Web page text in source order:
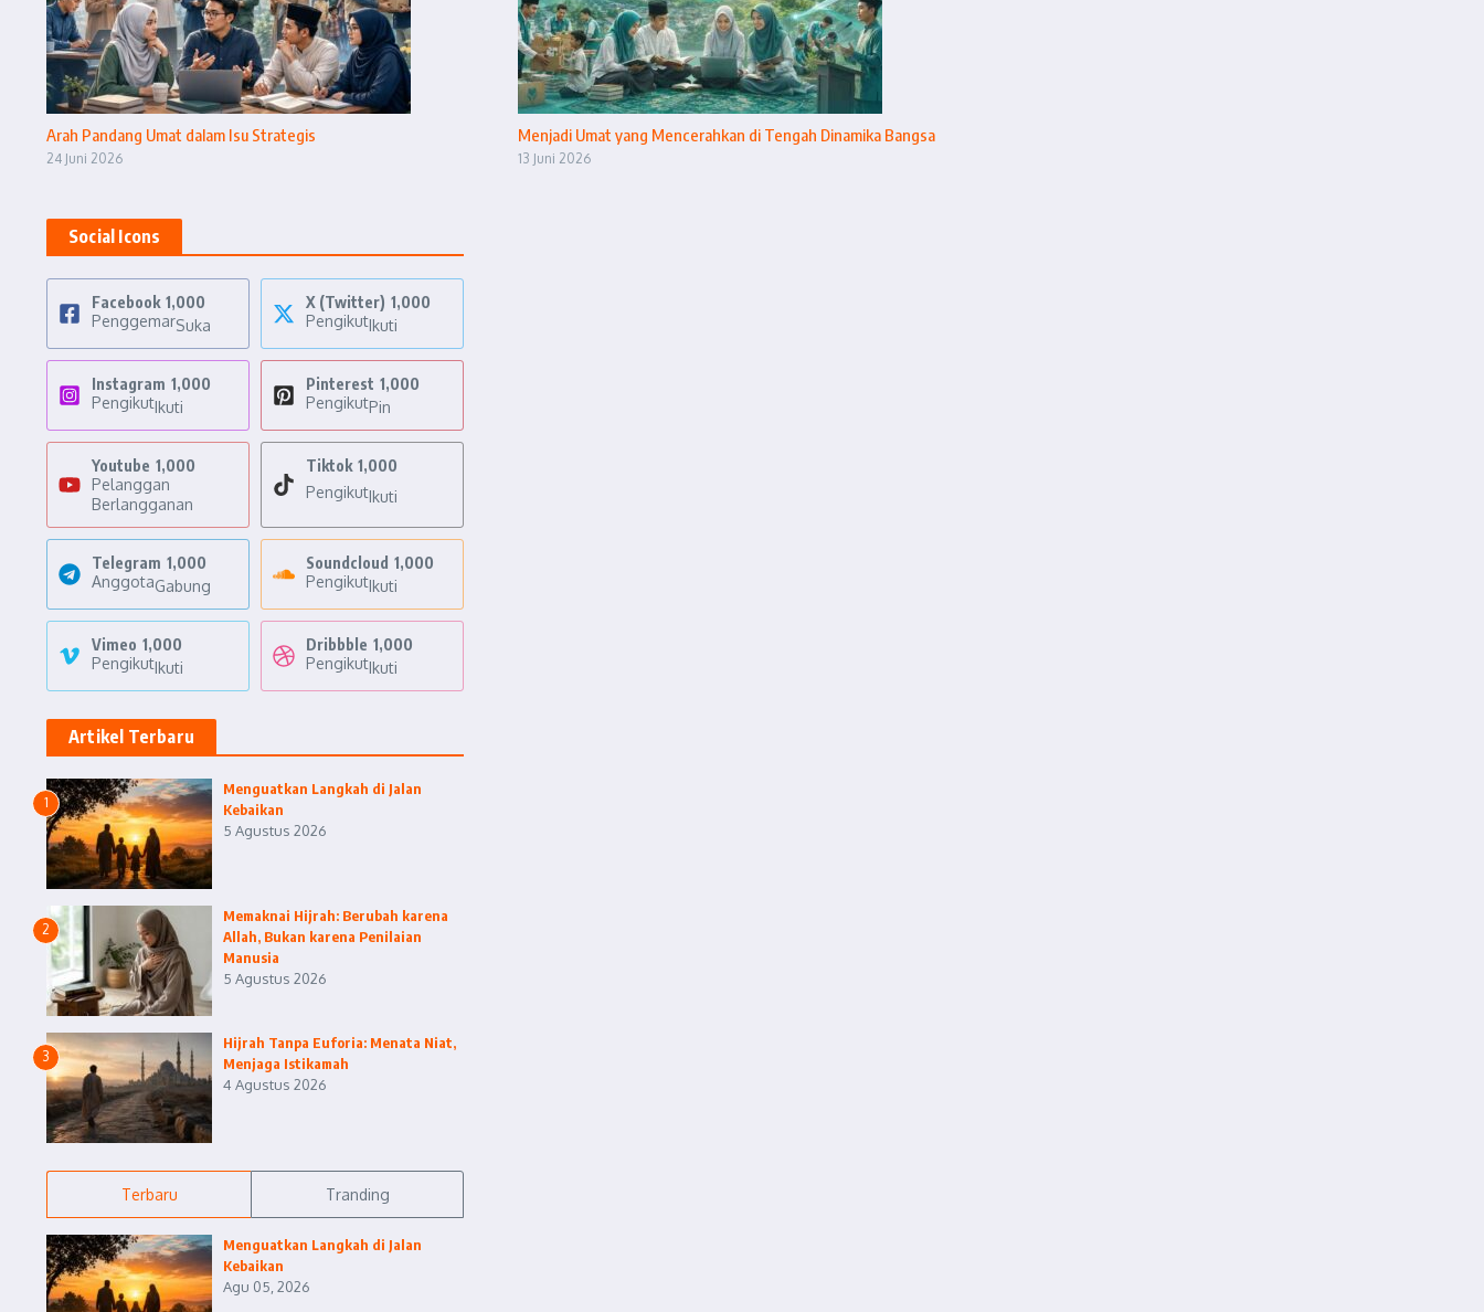
Arah Pandang Umat dalam Isu Strategis
24 Juni 2026
Menjadi Umat yang Mencerahkan di Tengah Dinamika Bangsa
13 Juni 2026
Social Icons
Facebook 1,000
PenggemarSuka
X (Twitter) 1,000
PengikutIkuti
Instagram 1,000
PengikutIkuti
Pinterest 1,000
PengikutPin
Youtube 1,000
Pelanggan
Berlangganan
Tiktok 1,000
PengikutIkuti
Telegram 1,000
AnggotaGabung
Soundcloud 1,000
PengikutIkuti
Vimeo 1,000
PengikutIkuti
Dribbble 1,000
PengikutIkuti
Artikel Terbaru
1
Menguatkan Langkah di Jalan
Kebaikan
5 Agustus 2026
2
Memaknai Hijrah: Berubah karena
Allah, Bukan karena Penilaian
Manusia
5 Agustus 2026
3
Hijrah Tanpa Euforia: Menata Niat,
Menjaga Istikamah
4 Agustus 2026
Terbaru Tranding
Menguatkan Langkah di Jalan
Kebaikan
Agu 05, 2026